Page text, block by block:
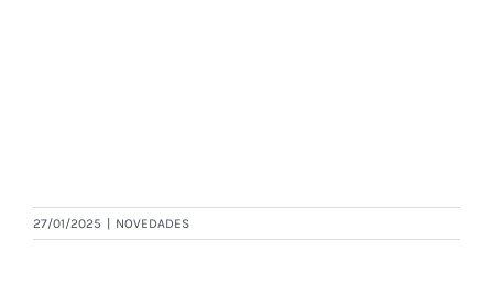
27/01/2025 | NOVEDADES